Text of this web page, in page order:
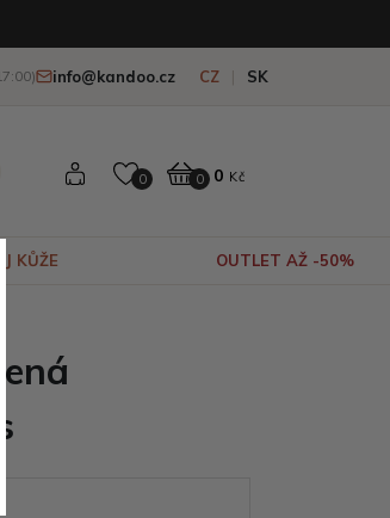
info@kandoo.cz CZ SK
0 0 0 Kč
KŮŽE OUTLET AŽ -50%